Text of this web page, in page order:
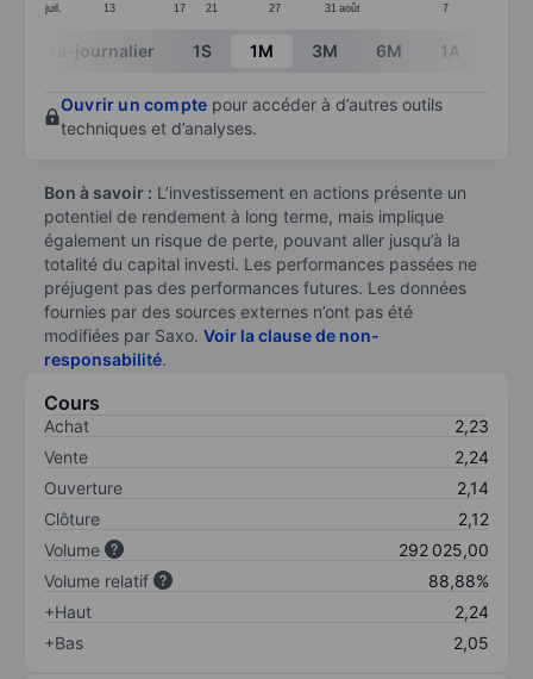
juil. 13 17 21 27 31 août 7
End of interactive chart.
Intra-journalier 1S 1M 3M 6M 1A
Ouvrir un compte pour accéder à d’autres outils
techniques et d’analyses.
Bon à savoir : L’investissement en actions présente un
potentiel de rendement à long terme, mais implique
également un risque de perte, pouvant aller jusqu’à la
totalité du capital investi. Les performances passées ne
préjugent pas des performances futures. Les données
fournies par des sources externes n’ont pas été
modifiées par Saxo. Voir la clause de non-
responsabilité.
Cours
Achat
2,23
Vente
2,24
Ouverture
2,14
Clôture
2,12
Volume
292 025,00
Volume relatif
88,88%
+Haut
2,24
+Bas
2,05